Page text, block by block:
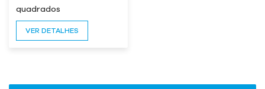
quadrados
VER DETALHES